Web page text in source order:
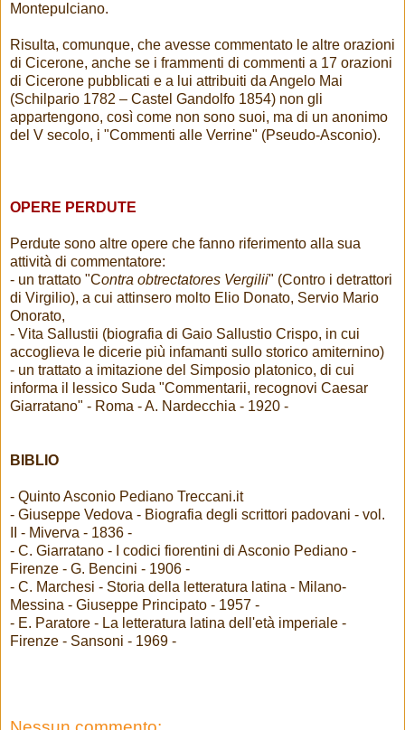
Montepulciano.
Risulta, comunque, che avesse commentato le altre orazioni
di Cicerone, anche se i frammenti di commenti a 17 orazioni
di Cicerone pubblicati e a lui attribuiti da Angelo Mai
(Schilpario 1782 – Castel Gandolfo 1854) non gli
appartengono, così come non sono suoi, ma di un anonimo
del V secolo, i "Commenti alle Verrine" (Pseudo-Asconio).
OPERE PERDUTE
Perdute sono altre opere che fanno riferimento alla sua
attività di commentatore:
- un trattato "Contra obtrectatores Vergilii" (Contro i detrattori
di Virgilio), a cui attinsero molto Elio Donato, Servio Mario
Onorato,
- Vita Sallustii (biografia di Gaio Sallustio Crispo, in cui
accoglieva le dicerie più infamanti sullo storico amiternino)
- un trattato a imitazione del Simposio platonico, di cui
informa il lessico Suda "Commentarii, recognovi Caesar
Giarratano" - Roma - A. Nardecchia - 1920 -
BIBLIO
- Quinto Asconio Pediano Treccani.it
- Giuseppe Vedova - Biografia degli scrittori padovani - vol.
II - Miverva - 1836 -
- C. Giarratano - I codici fiorentini di Asconio Pediano -
Firenze - G. Bencini - 1906 -
- C. Marchesi - Storia della letteratura latina - Milano-
Messina - Giuseppe Principato - 1957 -
- E. Paratore - La letteratura latina dell'età imperiale -
Firenze - Sansoni - 1969 -